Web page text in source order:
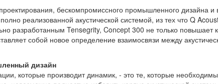
бескомпромиссного промышленного дизайна и
реализованной акустической системой, из тех что Q
разработанным Tensegrity, Concept 300 не только повышает
собой новое определение взаимосвязи между
дизайн
которые производит динамик, - это те, которые